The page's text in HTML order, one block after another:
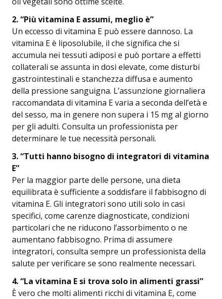
2.⁠ ⁠“Più vitamina E assumi, meglio è”
Un eccesso di vitamina E può essere dannoso. La
vitamina E è liposolubile, il che significa che si
accumula nei tessuti adiposi e può portare a effetti
collaterali se assunta in dosi elevate, come disturbi
gastrointestinali e stanchezza diffusa e aumento
della pressione sanguigna. L’assunzione giornaliera
raccomandata di vitamina E varia a seconda dell’età e
del sesso, ma in genere non supera i 15 mg al giorno
per gli adulti. Consulta un professionista per
determinare le tue necessità personali.
3.⁠ ⁠“Tutti hanno bisogno di integratori di vitamina
E”
Per la maggior parte delle persone, una dieta
equilibrata è sufficiente a soddisfare il fabbisogno di
vitamina E. Gli integratori sono utili solo in casi
specifici, come carenze diagnosticate, condizioni
particolari che ne riducono l’assorbimento o ne
aumentano fabbisogno. Prima di assumere
integratori, consulta sempre un professionista della
salute per verificare se sono realmente necessari.
4.⁠ ⁠“La vitamina E si trova solo in alimenti grassi”
È vero che molti alimenti ricchi di vitamina E, come